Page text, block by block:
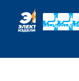
Чат с